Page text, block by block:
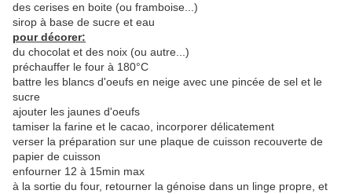
des cerises en boite (ou framboise...)
sirop à base de sucre et eau
pour décorer:
du chocolat et des noix (ou autre...)
préchauffer le four à 180°C
battre les blancs d'oeufs en neige avec une pincée de sel et le
sucre
ajouter les jaunes d'oeufs
tamiser la farine et le cacao, incorporer délicatement
verser la préparation sur une plaque de cuisson recouverte de
papier de cuisson
enfourner 12 à 15min max
à la sortie du four, retourner la génoise dans un linge propre, et